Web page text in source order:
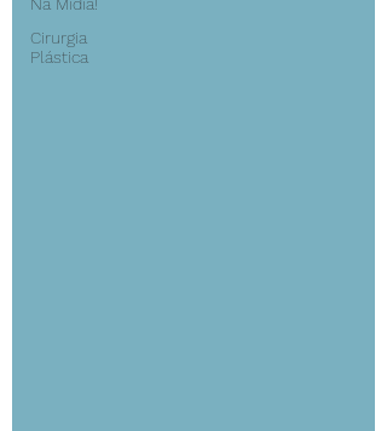
Cirurgia
Plástica